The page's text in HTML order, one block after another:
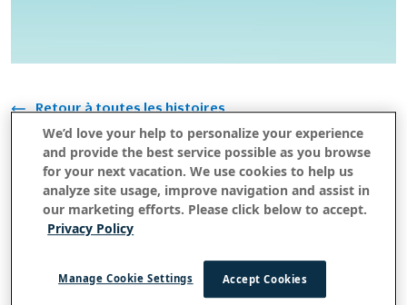
Retour à toutes les histoires
4Randonnées faciles à Oahu - Guide
du photographe
If you're an avid Instagram user, you've likely seen the
pop up in your feed at some
We’d love your help to personalize your experience
and provide the best service possible as you browse
for your next vacation. We use cookies to help us
analyze site usage, improve navigation and assist in
our marketing efforts. Please click below to accept.
Privacy Policy
Accept Cookies
Manage Cookie Settings